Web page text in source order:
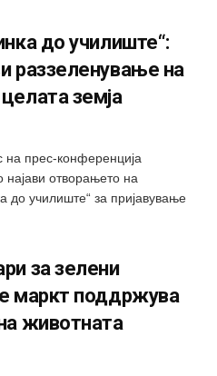
до училиште“:
раззеленување на
земја
на прес-конференција
најави отворањето на
до училиште“ за пријавување
за зелени
маркт поддржува
животната